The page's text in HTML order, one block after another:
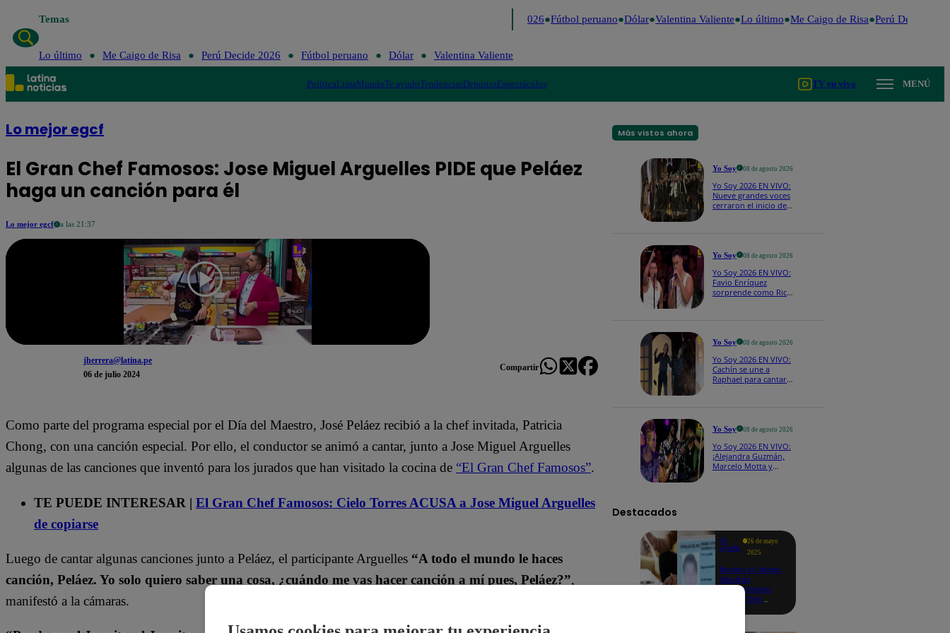
Temas Perú Decide 2026 Fútbol peruano Dólar Valentina Valiente Lo último Me Caigo de Risa Perú Decide 2026
Lo último Me Caigo de Risa Perú Decide 2026 Fútbol peruano Dólar Valentina Valiente
PolíticaLimaMundoTe ayudoTendenciasDeportesEspectáculos TV en vivo MENÚ
Lo mejor egcf
El Gran Chef Famosos: Jose Miguel Arguelles PIDE que Peláez
haga un canción para él
Lo mejor egcf a las 21:37
jherrera@latina.pe
06 de julio 2024
Compartir
Como parte del programa especial por el Día del Maestro, José Peláez recibió a la chef invitada, Patricia
Chong, con una canción especial. Por ello, el conductor se animó a cantar, junto a Jose Miguel Arguelles
algunas de las canciones que inventó para los jurados que han visitado la cocina de “El Gran Chef Famosos”.
TE PUEDE INTERESAR | El Gran Chef Famosos: Cielo Torres ACUSA a Jose Miguel Arguelles
de copiarse
Luego de cantar algunas canciones junto a Peláez, el participante Arguelles “A todo el mundo le haces
canción, Peláez. Yo solo quiero saber una cosa, ¿cuándo me vas hacer canción a mí pues, Peláez?”,
manifestó a la cámaras.
Más vistos ahora
Yo Soy 08 de agosto 2026
Yo Soy 2026 EN VIVO:
Nueve grandes voces
cerraron el inicio de
Yo Soy 08 de agosto 2026
Yo Soy 2026 EN VIVO:
Favio Enríquez
sorprende como Ricky
Yo Soy 08 de agosto 2026
Yo Soy 2026 EN VIVO:
Cachín se une a
Raphael para cantar
Yo Soy 08 de agosto 2026
Yo Soy 2026 EN VIVO:
¡Alejandra Guzmán,
Marcelo Motta y
Destacados
Te
ayudo
26 de mayo
2025
Revisa si tienes
deudas
consultando
con tu DNI: